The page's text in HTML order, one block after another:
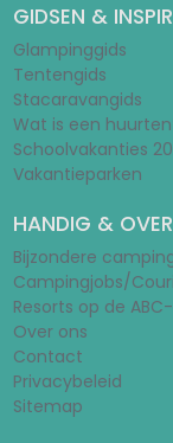
GIDSEN &
Glampinggids
Tentengids
Stacaravangids
Wat is een
Schoolvakanties
Vakantieparken
HANDIG &
Bijzondere
Campingjobs/
Resorts op de
Over ons
Contact
Privacybeleid
Sitemap